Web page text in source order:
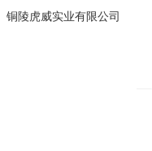
铜陵虎威实业有限公司